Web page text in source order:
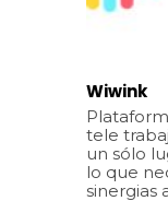
Wiwink
tele
un sólo
lo que
sinergias